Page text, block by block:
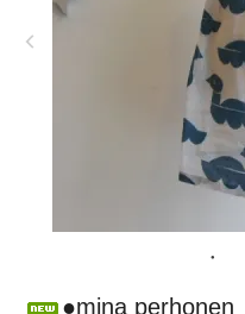
●mina perhonen